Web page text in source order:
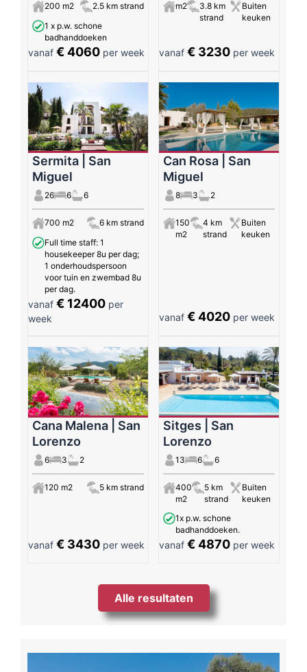
200 m2
2.5 km strand
1 x p.w. schone
badhanddoeken
vanaf € 4060 per week
m2
3.8 km
strand
Buiten
keuken
vanaf€ 3230 per week
Sermita | San
Miguel
26 6 6
700 m2
6 km strand
Full time staff: 1
housekeeper 8u per dag;
1 onderhoudspersoon
voor tuin en zwembad 8u
per dag.
vanaf € 12400 per
week
Can Rosa | San
Miguel
8 3 2
150
m2
4 km
strand
Buiten
keuken
vanaf€ 4020 per week
Cana Malena | San
Lorenzo
6 3 2
120 m2 5 km strand
vanaf € 3430 per week
Sitges | San
Lorenzo
13 6 6
400
m2
5 km
strand
Buiten
keuken
1x p.w. schone
badhanddoeken.
vanaf€ 4870 per week
Alle resultaten